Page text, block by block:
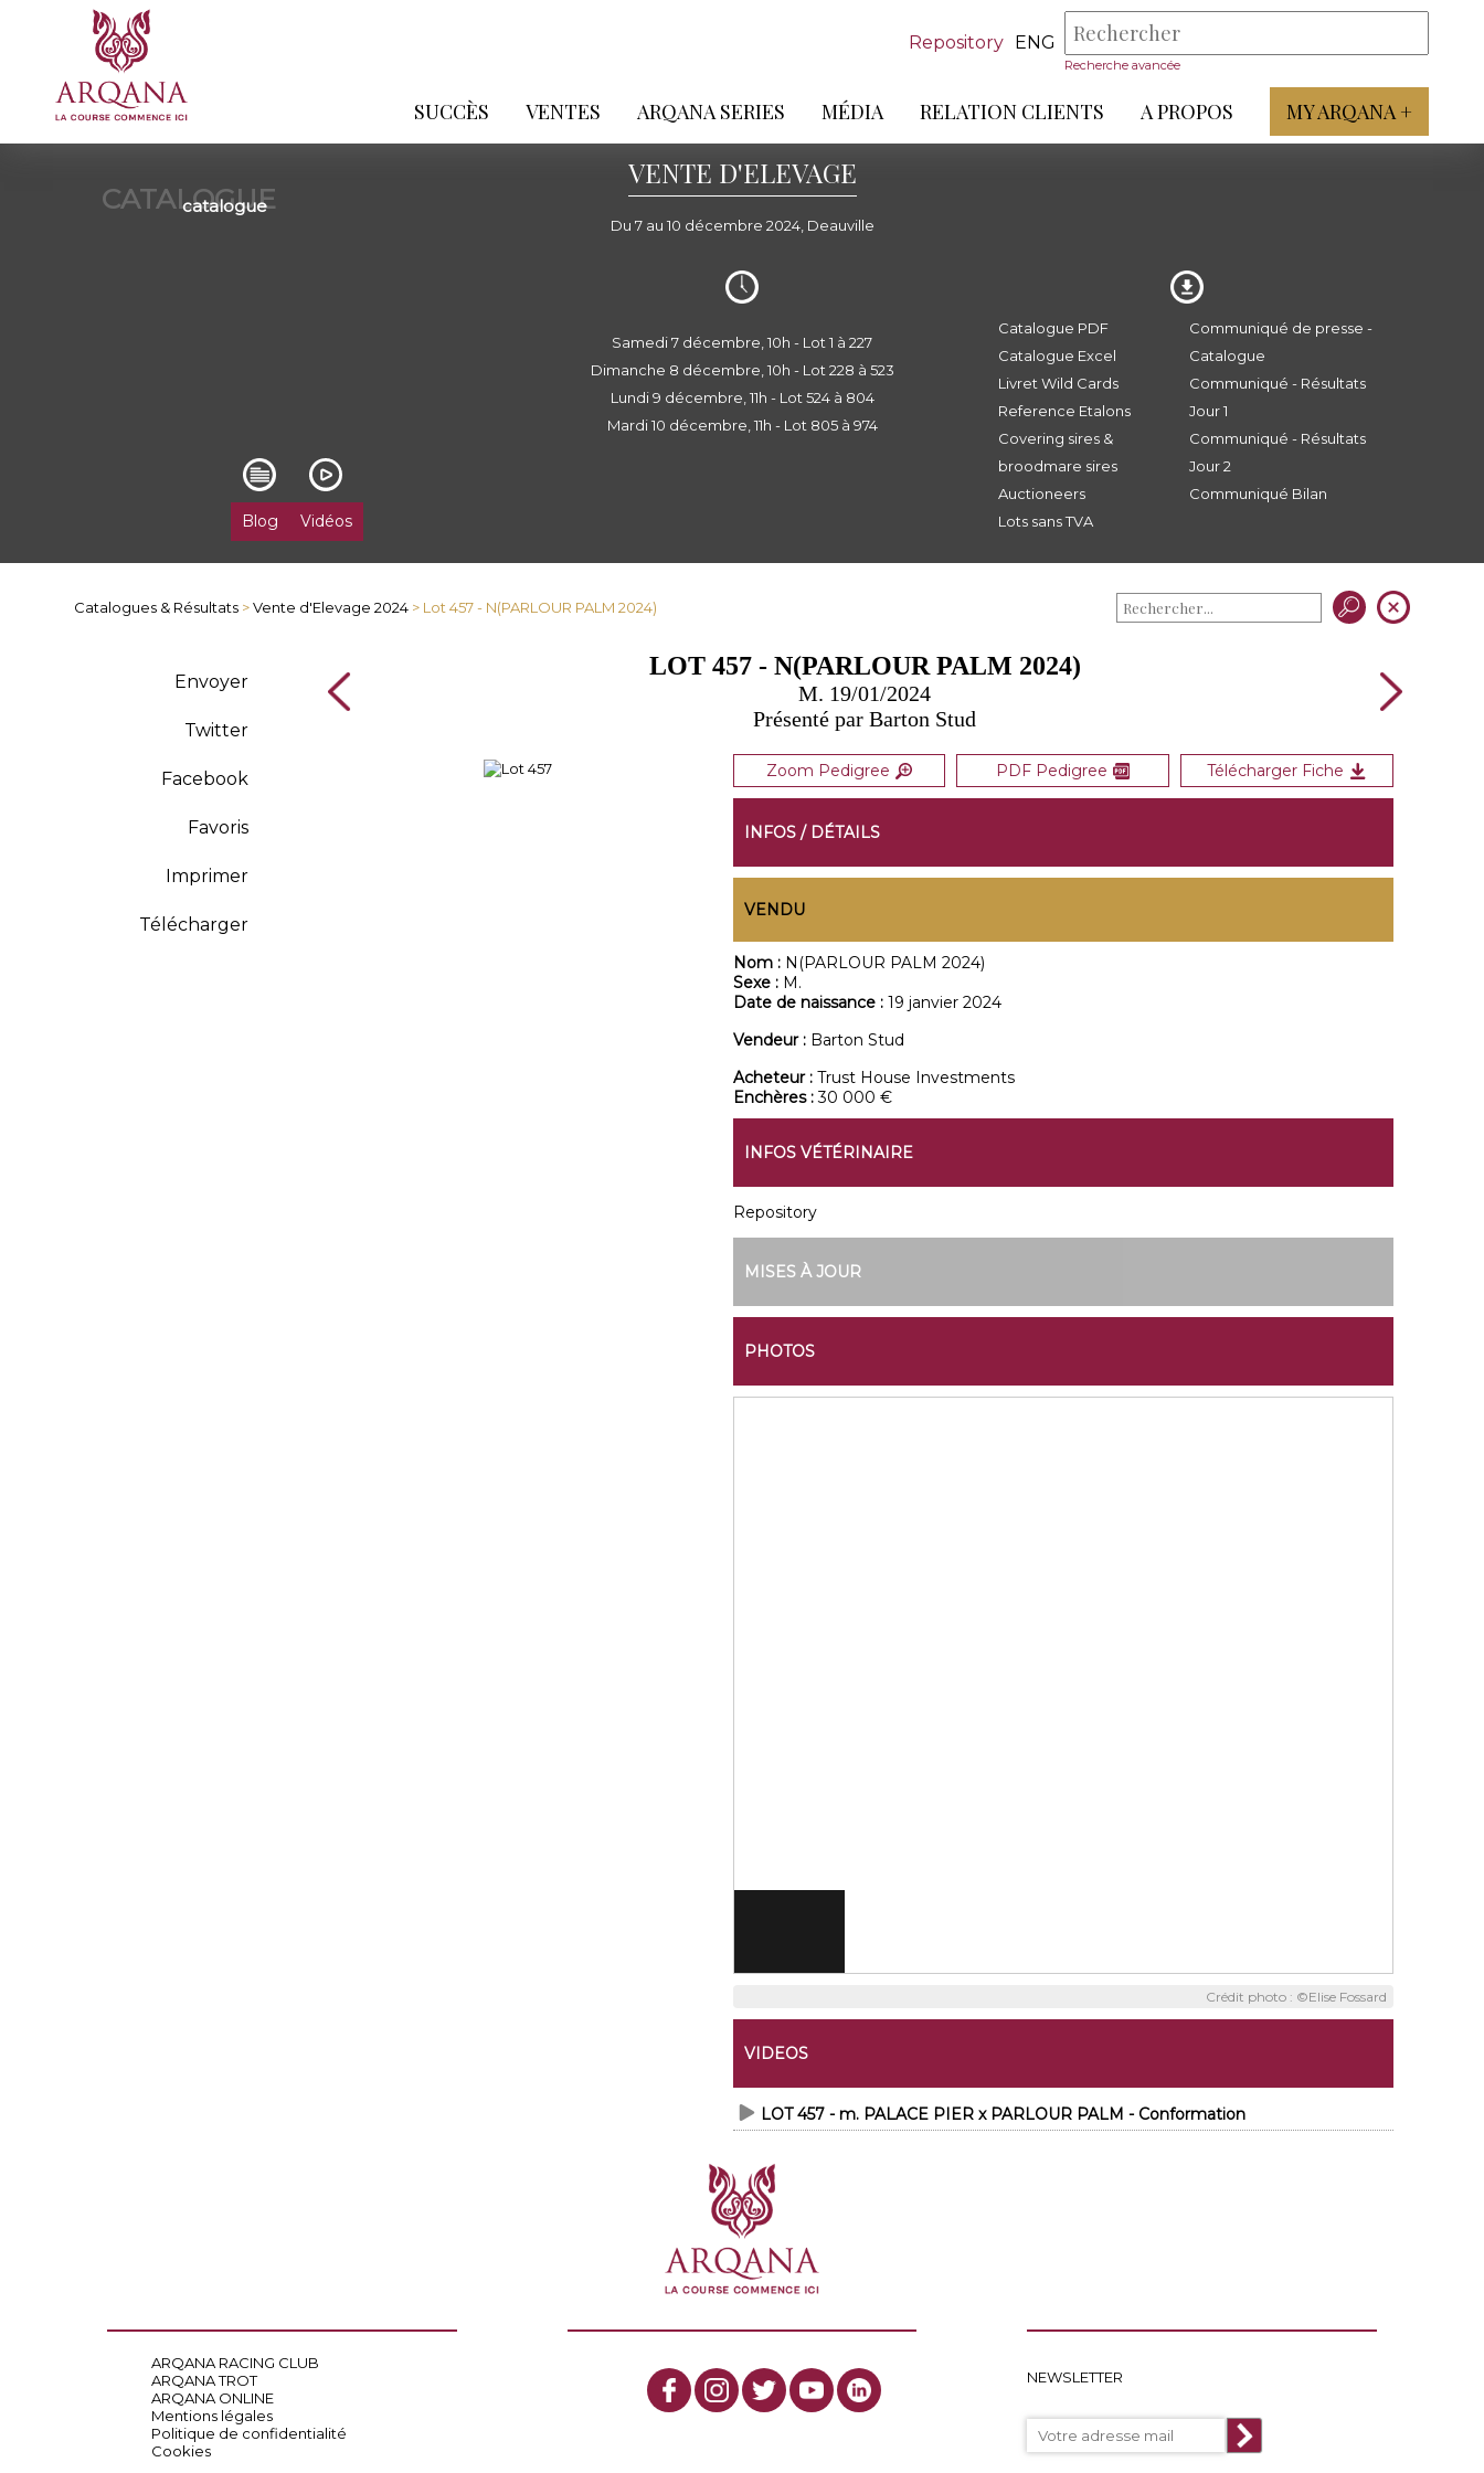
Repository ENG
Recherche avancée
SUCCÈS VENTES ARQANA SERIES MÉDIA RELATION CLIENTS A PROPOS MY ARQANA +
CATALOGUE
catalogue
VENTE D'ELEVAGE
Du 7 au 10 décembre 2024, Deauville
Blog Vidéos
Samedi 7 décembre, 10h - Lot 1 à 227
Dimanche 8 décembre, 10h - Lot 228 à 523
Lundi 9 décembre, 11h - Lot 524 à 804
Mardi 10 décembre, 11h - Lot 805 à 974
Catalogue PDF
Catalogue Excel
Livret Wild Cards
Reference Etalons
Covering sires &
broodmare sires
Auctioneers
Lots sans TVA
Communiqué de presse -
Catalogue
Communiqué - Résultats
Jour 1
Communiqué - Résultats
Jour 2
Communiqué Bilan
Catalogues & Résultats >Vente d'Elevage 2024 > Lot 457 - N(PARLOUR PALM 2024)
Envoyer
Twitter
Facebook
Favoris
Imprimer
Télécharger
LOT 457 - N(PARLOUR PALM 2024)
M. 19/01/2024
Présenté par Barton Stud
Zoom Pedigree PDF Pedigree Télécharger Fiche
INFOS / DÉTAILS
VENDU
Nom : N(PARLOUR PALM 2024)
Sexe : M.
Date de naissance : 19 janvier 2024
Vendeur : Barton Stud
Acheteur : Trust House Investments
Enchères :30 000 €
INFOS VÉTÉRINAIRE
Repository
MISES À JOUR
PHOTOS
Crédit photo : ©Elise Fossard
VIDEOS
LOT 457 - m. PALACE PIER x PARLOUR PALM - Conformation
ARQANA RACING CLUB
ARQANA TROT
ARQANA ONLINE
Mentions légales
Politique de confidentialité
Cookies
NEWSLETTER